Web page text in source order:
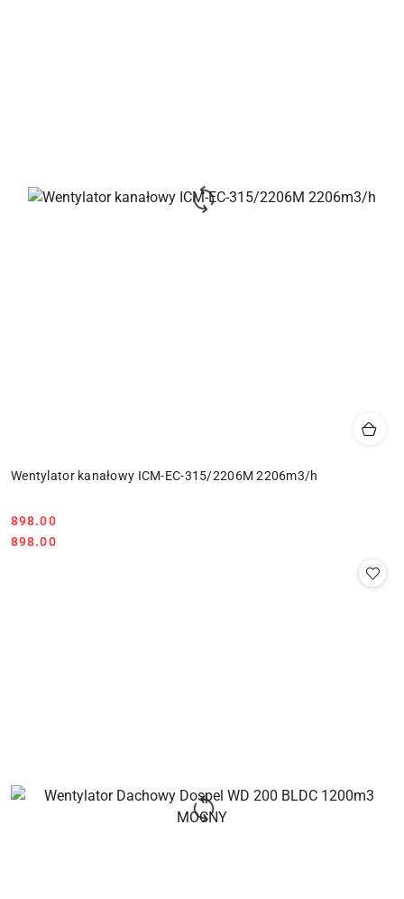
Wentylator kanałowy ICM-EC-315/2206M 2206m3/h
Cena:
898.00
Cena:
898.00